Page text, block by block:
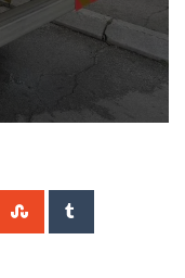
WhatsappStumbleUpon